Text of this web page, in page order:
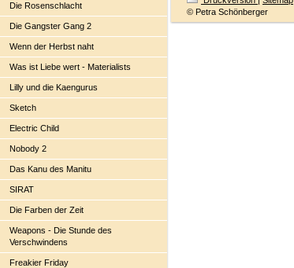
Die Rosenschlacht
Die Gangster Gang 2
Wenn der Herbst naht
Was ist Liebe wert - Materialists
Lilly und die Kaengurus
Sketch
Electric Child
Nobody 2
Das Kanu des Manitu
SIRAT
Die Farben der Zeit
Weapons - Die Stunde des
Verschwindens
Freakier Friday
© Petra Schönberger